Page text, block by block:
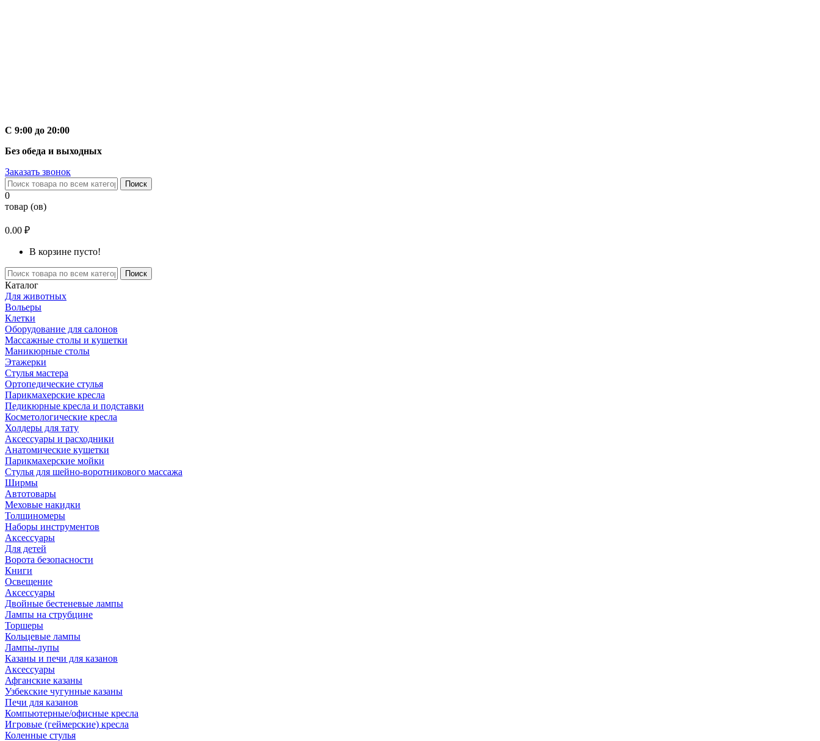
С 9:00 до 20:00
Без обеда и выходных
Заказать звонок
Поиск
0
товар (ов)
0.00 ₽
В корзине пусто!
Поиск
Каталог
Для животных
Вольеры
Клетки
Оборудование для салонов
Массажные столы и кушетки
Маникюрные столы
Этажерки
Стулья мастера
Ортопедические стулья
Парикмахерские кресла
Педикюрные кресла и подставки
Косметологические кресла
Холдеры для тату
Аксессуары и расходники
Анатомические кушетки
Парикмахерские мойки
Стулья для шейно-воротникового массажа
Ширмы
Автотовары
Меховые накидки
Толщиномеры
Наборы инструментов
Аксессуары
Для детей
Ворота безопасности
Книги
Освещение
Аксессуары
Двойные бестеневые лампы
Лампы на струбцине
Торшеры
Кольцевые лампы
Лампы-лупы
Казаны и печи для казанов
Аксессуары
Афганские казаны
Узбекские чугунные казаны
Печи для казанов
Компьютерные/офисные кресла
Игровые (геймерские) кресла
Коленные стулья